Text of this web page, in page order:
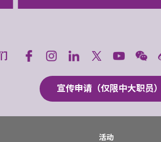
宣传申请（仅限中大职员）
活动